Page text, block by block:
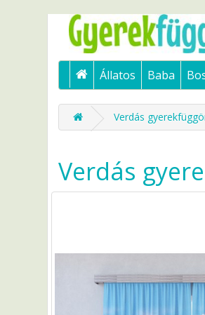
Állatos Baba
Verdás
Verdás